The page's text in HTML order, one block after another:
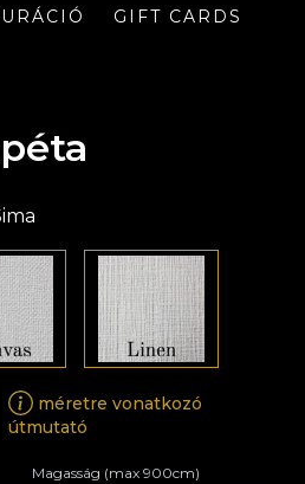
GIFT CARDS
méretre vonatkozó
útmutató
Magasság (max 900cm)